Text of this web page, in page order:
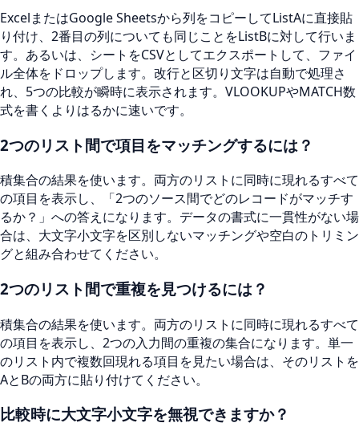
ExcelまたはGoogle Sheetsから列をコピーしてListAに直接貼
り付け、2番目の列についても同じことをListBに対して行いま
す。あるいは、シートをCSVとしてエクスポートして、ファイ
ル全体をドロップします。改行と区切り文字は自動で処理さ
れ、5つの比較が瞬時に表示されます。VLOOKUPやMATCH数
式を書くよりはるかに速いです。
2つのリスト間で項目をマッチングするには？
積集合の結果を使います。両方のリストに同時に現れるすべて
の項目を表示し、「2つのソース間でどのレコードがマッチす
るか？」への答えになります。データの書式に一貫性がない場
合は、大文字小文字を区別しないマッチングや空白のトリミン
グと組み合わせてください。
2つのリスト間で重複を見つけるには？
積集合の結果を使います。両方のリストに同時に現れるすべて
の項目を表示し、2つの入力間の重複の集合になります。単一
のリスト内で複数回現れる項目を見たい場合は、そのリストを
AとBの両方に貼り付けてください。
比較時に大文字小文字を無視できますか？